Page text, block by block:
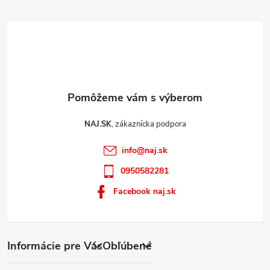
Informácie pre VásObľúbené
NAJ.SK
info@naj.sk
0950582281
Facebook naj.sk